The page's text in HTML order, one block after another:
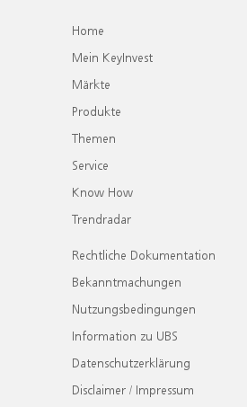
Home
Mein KeyInvest
Märkte
Produkte
Themen
Service
Know How
Trendradar
Rechtliche Dokumentation
Bekanntmachungen
Nutzungsbedingungen
Information zu UBS
Datenschutzerklärung
Disclaimer / Impressum